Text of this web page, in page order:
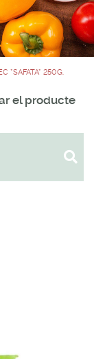
*SAFATA* 250G.
el producte